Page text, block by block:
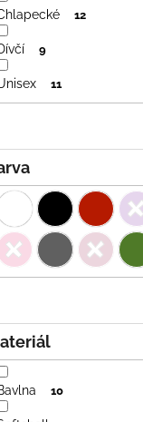
Materiál
10
12
9
11